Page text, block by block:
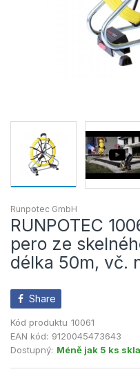
Runpotec GmbH
RUNPOTEC
pero ze
délka 50m, vč.
Share
Kód produktu 10061
EAN kód: 9120045473643
Dostupný: Méně jak 5 ks